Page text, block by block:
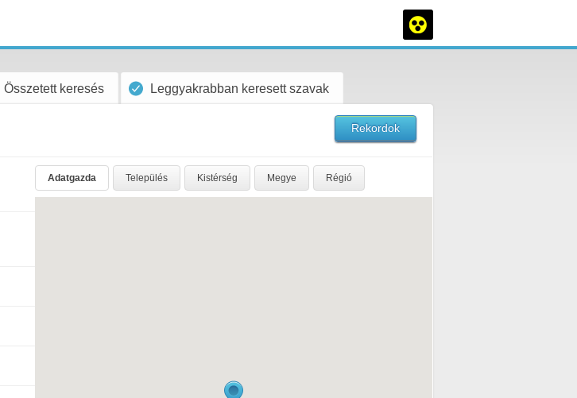
Összetett keresés Leggyakrabban keresett szavak
Rekordok
Adatgazda Település Kistérség Megye Régió